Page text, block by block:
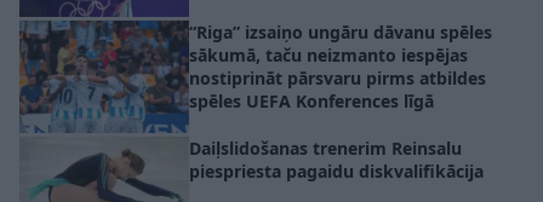
“Riga” izsaiņo ungāru dāvanu spēles
sākumā, taču neizmanto iespējas
nostiprināt pārsvaru pirms atbildes
spēles UEFA Konferences līgā
Daiļslidošanas trenerim Reinsalu
piespriesta pagaidu diskvalifikācija